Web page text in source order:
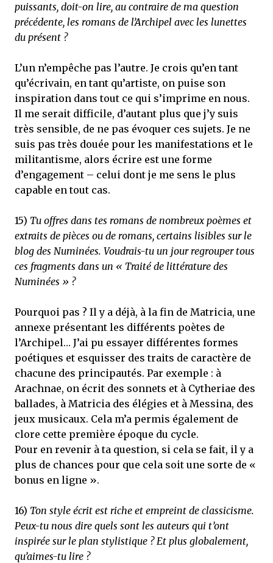
puissants, doit-on lire, au contraire de ma question
précédente, les romans de l’Archipel avec les lunettes
du présent ?
L’un n’empêche pas l’autre. Je crois qu’en tant
qu’écrivain, en tant qu’artiste, on puise son
inspiration dans tout ce qui s’imprime en nous.
Il me serait difficile, d’autant plus que j’y suis
très sensible, de ne pas évoquer ces sujets. Je ne
suis pas très douée pour les manifestations et le
militantisme, alors écrire est une forme
d’engagement – celui dont je me sens le plus
capable en tout cas.
15) Tu offres dans tes romans de nombreux poèmes et
extraits de pièces ou de romans, certains lisibles sur le
blog des Numinées. Voudrais-tu un jour regrouper tous
ces fragments dans un « Traité de littérature des
Numinées » ?
Pourquoi pas ? Il y a déjà, à la fin de Matricia, une
annexe présentant les différents poètes de
l’Archipel… J’ai pu essayer différentes formes
poétiques et esquisser des traits de caractère de
chacune des principautés. Par exemple : à
Arachnae, on écrit des sonnets et à Cytheriae des
ballades, à Matricia des élégies et à Messina, des
jeux musicaux. Cela m’a permis également de
clore cette première époque du cycle.
Pour en revenir à ta question, si cela se fait, il y a
plus de chances pour que cela soit une sorte de «
bonus en ligne ».
16) Ton style écrit est riche et empreint de classicisme.
Peux-tu nous dire quels sont les auteurs qui t’ont
inspirée sur le plan stylistique ? Et plus globalement,
qu’aimes-tu lire ?